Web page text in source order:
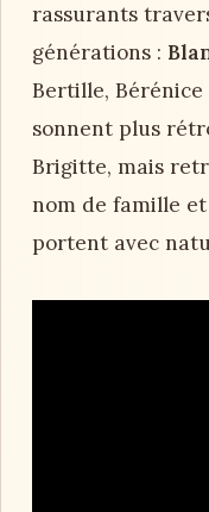
rassurants
générations :
Bertille,
sonnent plus
Brigitte, mais
nom de famille
portent avec